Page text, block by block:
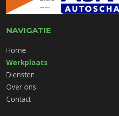
NAVIGATIE
Home
Werkplaats
Diensten
Over ons
Contact